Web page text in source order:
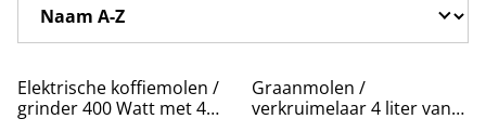
Elektrische koffiemolen /
grinder 400 Watt met 4
Graanmolen /
verkruimelaar 4 liter van